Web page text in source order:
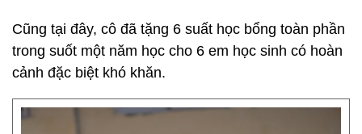
Cũng tại đây, cô đã tặng 6 suất học bổng toàn phần
trong suốt một năm học cho 6 em học sinh có hoàn
cảnh đặc biệt khó khăn.